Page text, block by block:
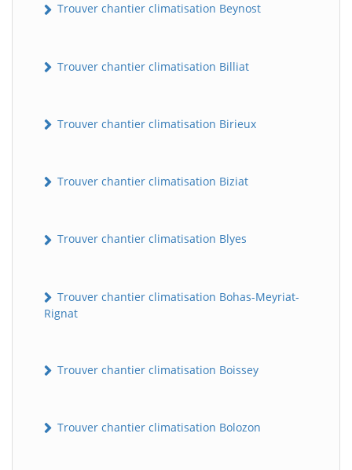
Trouver chantier climatisation Beynost
Trouver chantier climatisation Billiat
Trouver chantier climatisation Birieux
Trouver chantier climatisation Biziat
Trouver chantier climatisation Blyes
Trouver chantier climatisation Bohas-Meyriat-
Rignat
Trouver chantier climatisation Boissey
Trouver chantier climatisation Bolozon